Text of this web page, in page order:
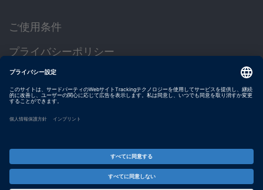
ご使用条件
プライバシーポリシー
約款
サイト運営会社情報